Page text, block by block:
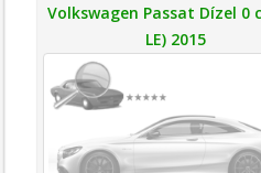
Volkswagen Passat Dízel 0
LE) 2015